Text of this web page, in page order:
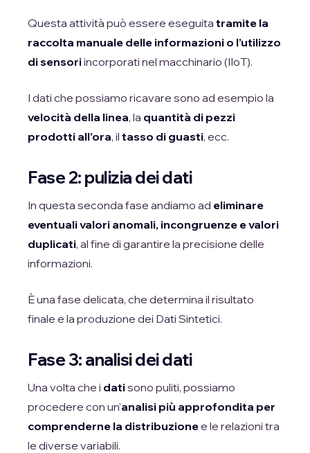
Questa attività può essere eseguita tramite la
raccolta manuale delle informazioni o l’utilizzo
di sensoriincorporati nel macchinario (IIoT).
I dati che possiamo ricavare sono ad esempio la
velocità della linea, la quantità di pezzi
prodotti all’ora, il tasso di guasti, ecc.
Fase 2: pulizia dei dati
In questa seconda fase andiamo ad eliminare
eventuali valori anomali, incongruenze e valori
duplicati, al fine di garantire la precisione delle
informazioni.
È una fase delicata, che determina il risultato
finale e la produzione dei Dati Sintetici.
Fase 3: analisi dei dati
Una volta che i datisono puliti, possiamo
procedere con un’analisi più approfondita per
comprenderne la distribuzionee le relazioni tra
le diverse variabili.